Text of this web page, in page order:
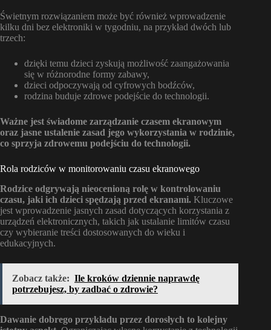
Świetnym rozwiązaniem może być również wprowadzenie
kilku dni bez elektroniki w tygodniu, na przykład dwóch lub
trzech:
dzięki temu dzieci zyskują możliwość zaangażowania
się w różnorodne formy zabawy,
dzieci odpoczywają od cyfrowych bodźców,
rodzina buduje zdrowe podejście do technologii.
Ważne jest świadome zarządzanie czasem ekranowym
oraz jasne ustalenie zasad jego wykorzystania w rodzinie,
co sprzyja zdrowemu podejściu do technologii.
Rola rodziców w monitorowaniu czasu ekranowego
Rodzice odgrywają nieocenioną rolę w kontrolowaniu
czasu, jaki ich dzieci spędzają przed ekranami. Kluczowe
jest wprowadzenie jasnych zasad dotyczących korzystania z
urządzeń elektronicznych, takich jak ustalanie limitów czasu
czy wybieranie treści dostosowanych do wieku i
edukacyjnych.
Zobacz także: Ile kroków dziennie naprawdę
potrzebujesz, by zadbać o zdrowie?
Dawanie dobrego przykładu przez dorosłych to kolejny